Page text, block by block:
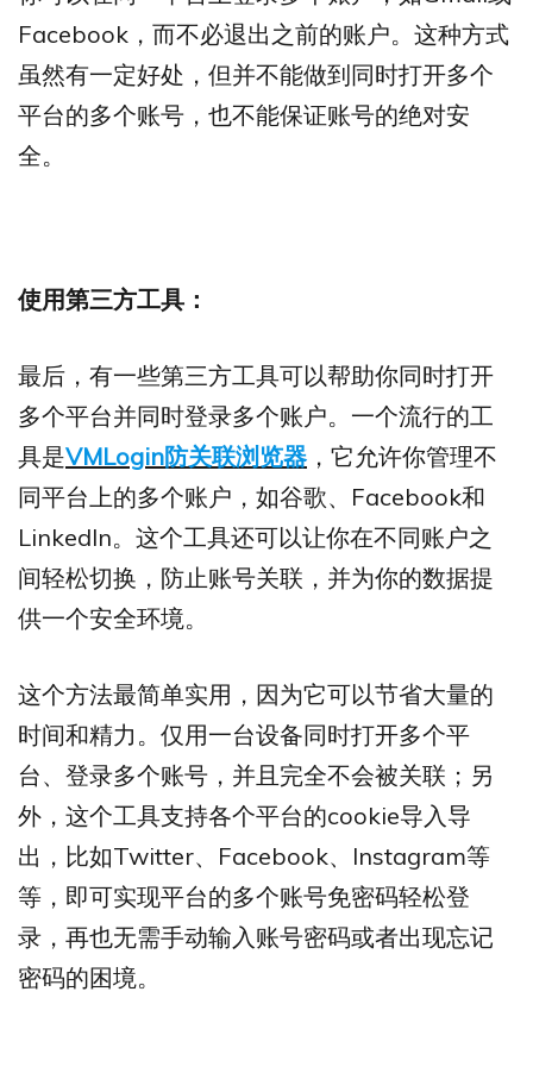
Facebook，而不必退出之前的账户。这种方式
虽然有一定好处，但并不能做到同时打开多个
平台的多个账号，也不能保证账号的绝对安
全。
使用第三方工具：
最后，有一些第三方工具可以帮助你同时打开
多个平台并同时登录多个账户。一个流行的工
具是VMLogin防关联浏览器 ，它允许你管理不
同平台上的多个账户，如谷歌、Facebook和
LinkedIn。这个工具还可以让你在不同账户之
间轻松切换，防止账号关联，并为你的数据提
供一个安全环境。
这个方法最简单实用，因为它可以节省大量的
时间和精力。仅用一台设备同时打开多个平
台、登录多个账号，并且完全不会被关联；另
外，这个工具支持各个平台的cookie导入导
出，比如Twitter、Facebook、Instagram等
等，即可实现平台的多个账号免密码轻松登
录，再也无需手动输入账号密码或者出现忘记
密码的困境。